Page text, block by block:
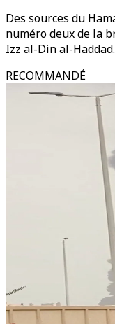
Des sources du
numéro deux de la
Izz al-Din al-Haddad.
RECOMMANDÉ